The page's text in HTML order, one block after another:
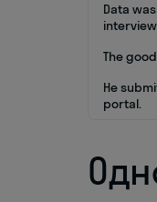
Data
The
He
portal.